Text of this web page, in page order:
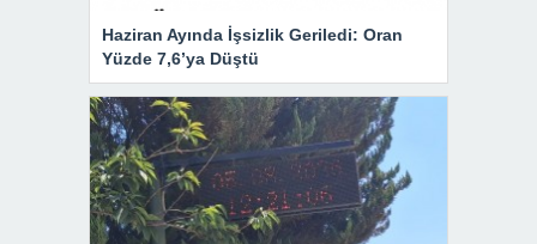
Haziran Ayında İşsizlik Geriledi: Oran
Yüzde 7,6’ya Düştü